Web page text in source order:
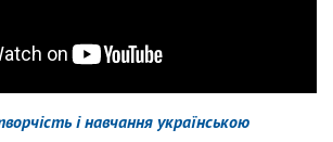
і навчання українською